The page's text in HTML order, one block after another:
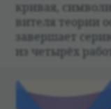
кри­вая,
ви­теля тео­рии
завершает
из четырёх